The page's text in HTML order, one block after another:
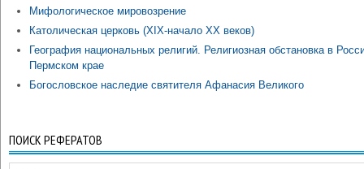
Мифологическое мировозрение
Католическая церковь (XIX-начало XX веков)
География национальных религий. Религиозная обстановка в
Пермском крае
Богословское наследие святителя Афанасия Великого
ПОИСК РЕФЕРАТОВ